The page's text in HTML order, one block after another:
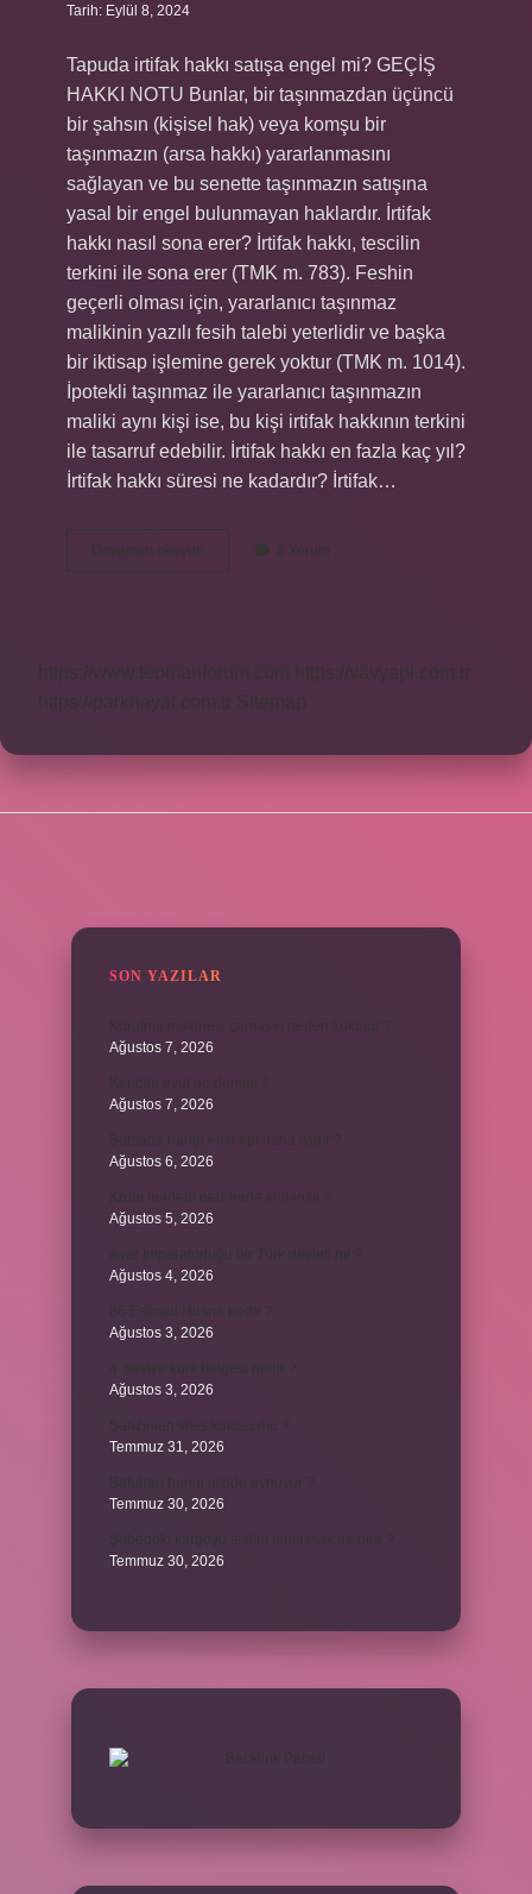
Tarih: Eylül 8, 2024
Tapuda irtifak hakkı satışa engel mi? GEÇİŞ
HAKKI NOTU Bunlar, bir taşınmazdan üçüncü
bir şahsın (kişisel hak) veya komşu bir
taşınmazın (arsa hakkı) yararlanmasını
sağlayan ve bu senette taşınmazın satışına
yasal bir engel bulunmayan haklardır. İrtifak
hakkı nasıl sona erer? İrtifak hakkı, tescilin
terkini ile sona erer (TMK m. 783). Feshin
geçerli olması için, yararlanıcı taşınmaz
malikinin yazılı fesih talebi yeterlidir ve başka
bir iktisap işlemine gerek yoktur (TMK m. 1014).
İpotekli taşınmaz ile yararlanıcı taşınmazın
maliki aynı kişi ise, bu kişi irtifak hakkının terkini
ile tasarruf edebilir. İrtifak hakkı en fazla kaç yıl?
İrtifak hakkı süresi ne kadardır? İrtifak…
Devamını okuyun
Irtifak
6 Yorum
https://www.teomanforum.com
https://vavyapi.com.tr
https://parkhayat.com.tr
Sitemap
SON YAZILAR
Ağustos 7, 2026
Ağustos 7, 2026
Ağustos 6, 2026
Ağustos 5, 2026
Ağustos 4, 2026
Ağustos 3, 2026
Ağustos 3, 2026
Temmuz 31, 2026
Temmuz 30, 2026
Temmuz 30, 2026